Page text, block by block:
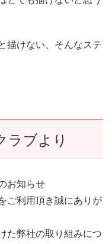
描けない、そんなステ
ラブより
お知らせ
ご利用頂き誠にありが
た弊社の取り組みにつ